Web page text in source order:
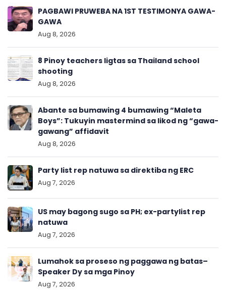
PAGBAWI PRUWEBA NA 1ST TESTIMONYA GAWA-
GAWA
Aug 8, 2026
8 Pinoy teachers ligtas sa Thailand school
shooting
Aug 8, 2026
Abante sa bumawing 4 bumawing “Maleta
Boys”: Tukuyin mastermind sa likod ng “gawa-
gawang” affidavit
Aug 8, 2026
Party list rep natuwa sa direktiba ng ERC
Aug 7, 2026
US may bagong sugo sa PH; ex-partylist rep
natuwa
Aug 7, 2026
Lumahok sa proseso ng paggawa ng batas–
Speaker Dy sa mga Pinoy
Aug 7, 2026